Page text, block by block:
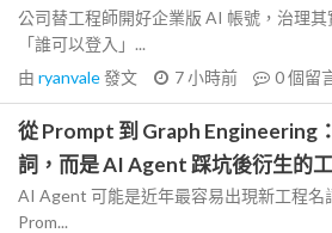
公司替工程師開好企業版 AI 帳號，治理
「誰可以登入」...
由 ryanvale發文 7 小時前 0個留
從 Prompt 到 Graph Engineering
詞，而是 AI Agent 踩坑後衍生的
AI Agent 可能是近年最容易出現新工程名
Prom...